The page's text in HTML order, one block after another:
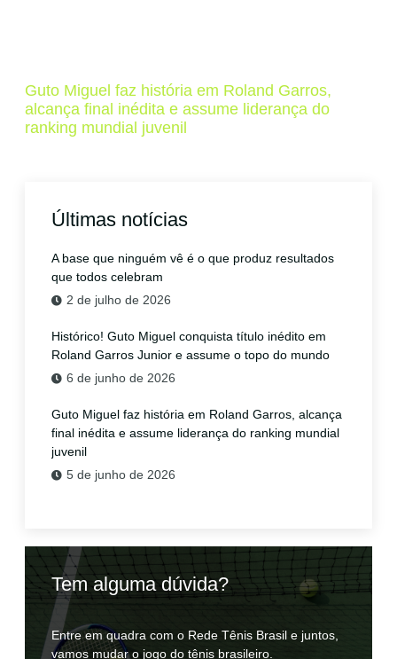
Guto Miguel faz história em Roland Garros,
alcança final inédita e assume liderança do
ranking mundial juvenil
Últimas notícias
A base que ninguém vê é o que produz resultados
que todos celebram
2 de julho de 2026
Histórico! Guto Miguel conquista título inédito em
Roland Garros Junior e assume o topo do mundo
6 de junho de 2026
Guto Miguel faz história em Roland Garros, alcança
final inédita e assume liderança do ranking mundial
juvenil
5 de junho de 2026
Tem alguma dúvida?
Entre em quadra com o Rede Tênis Brasil e juntos,
vamos mudar o jogo do tênis brasileiro.